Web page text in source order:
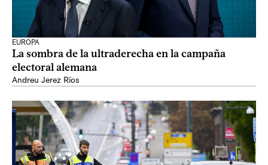
EUROPA
La sombra de la ultraderecha en la campaña
electoral alemana
Andreu Jerez Ríos